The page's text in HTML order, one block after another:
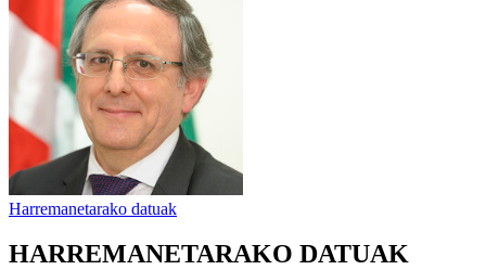
Harremanetarako datuak
HARREMANETARAKO DATUAK